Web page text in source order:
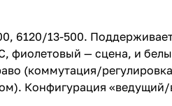
6120/13-500.
— сцена, и
(коммутация/
Конфигурация